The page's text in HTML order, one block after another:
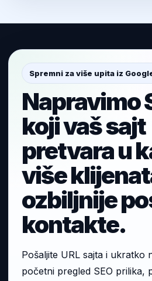
Spremni za više upita iz
Napravimo
koji vaš sajt
pretvara u
više
ozbiljnije
kontakte.
Pošaljite URL sajta i ukratko
početni pregled SEO prilika,